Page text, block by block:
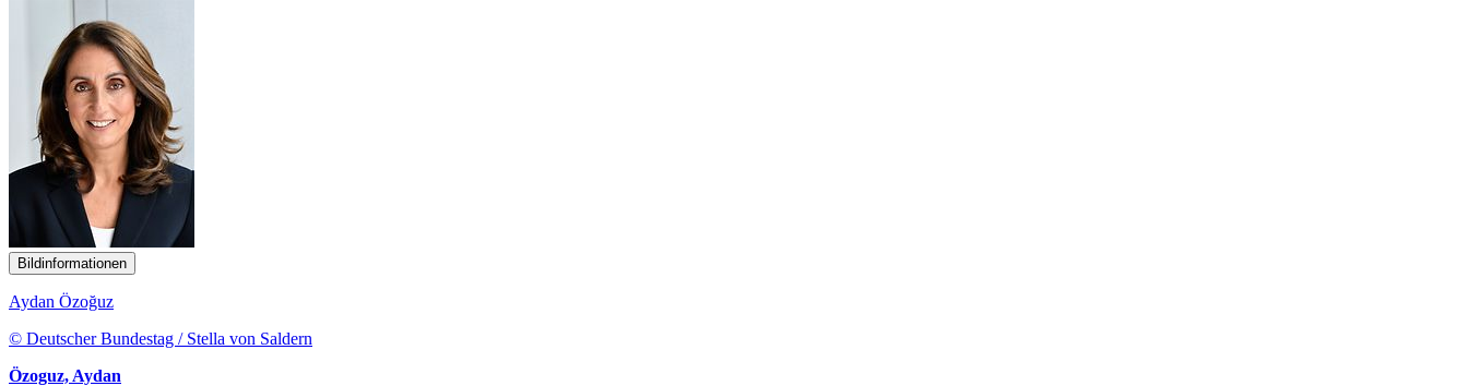
Bildinformationen
Aydan Özoğuz
© Deutscher Bundestag / Stella von Saldern
Özoguz, Aydan